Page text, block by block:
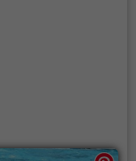
kommt jeder auf
kann die